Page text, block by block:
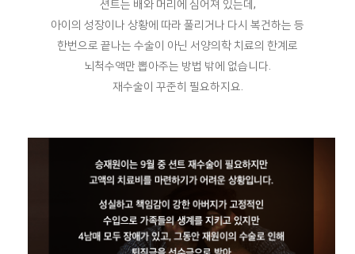
션트는 배와 머리에 심어져 있는데,
아이의 성장이나 상황에 따라 풀리거나 다시 복건하는 등
한번으로 끝나는 수술이 아닌 서양의학 치료의 한계로
뇌척수액만 뽑아주는 방법 밖에 없습니다.
재수술이 꾸준히 필요하지요.